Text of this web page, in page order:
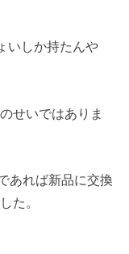
いしか持たんや
せいではありま
あれば新品に交換
た。